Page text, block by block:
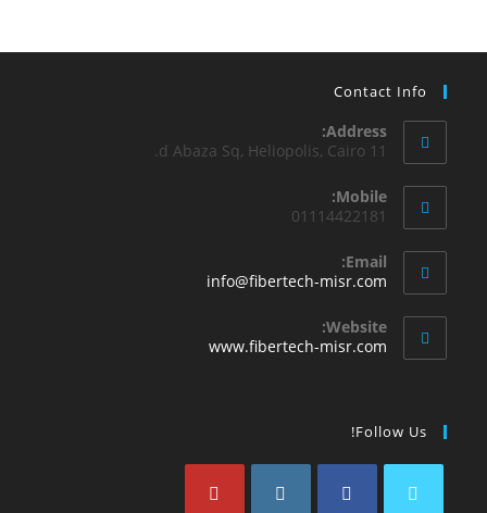
Contact Info
Address:
11 d Abaza Sq, Heliopolis, Cairo.
Mobile:
01114422181
Email:
info@fibertech-misr.com
Website:
www.fibertech-misr.com
Follow Us!